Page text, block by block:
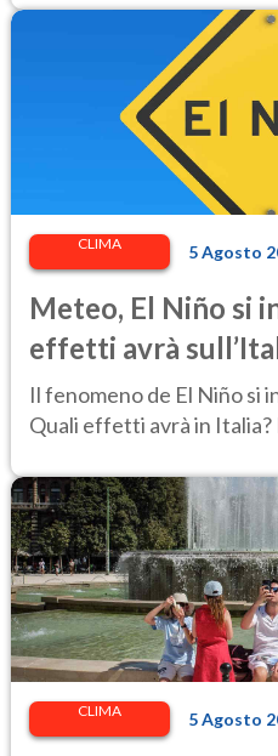
CLIMA 5 Agosto
Meteo, El Niño si
effetti avrà
Il fenomeno de El Niño si
Quali effetti avrà in Italia?
CLIMA 5 Agosto